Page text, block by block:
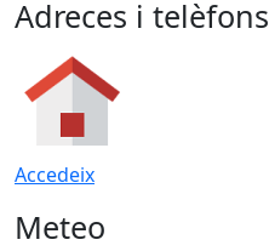
Adreces i telèfons
Accedeix
Meteo